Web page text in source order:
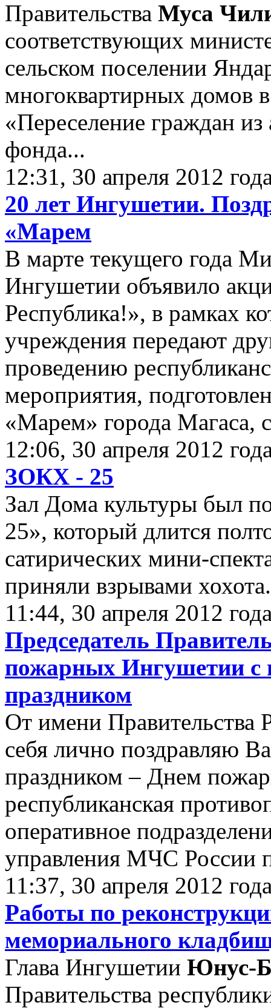
Правительства Муса
соответствующих
сельском поселении
многоквартирных домов
«Переселение граждан
фонда...
12:31, 30 апреля 2012
20 лет Ингушетии.
«Марем
В марте текущего года
Ингушетии объявило
Республика!», в рамках
учреждения передают
проведению
мероприятия,
«Марем» города Магаса,
12:06, 30 апреля 2012
ЗОКХ - 25
Зал Дома культуры был
25», который длится
сатирических мини-
приняли взрывами
11:44, 30 апреля 2012
Председатель
пожарных Ингушетии с
праздником
От имени Правительства
себя лично поздравляю
праздником – Днем
республиканская
оперативное
управления МЧС России
11:37, 30 апреля 2012
Работы по
мемориального
Глава Ингушетии Юнус-
Правительства